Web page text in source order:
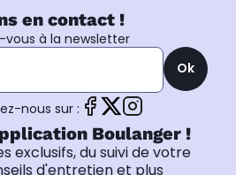
en contact !
vous à la newsletter
Ok
nous sur :
Boulanger !
exclusifs, du suivi de votre
d'entretien et plus